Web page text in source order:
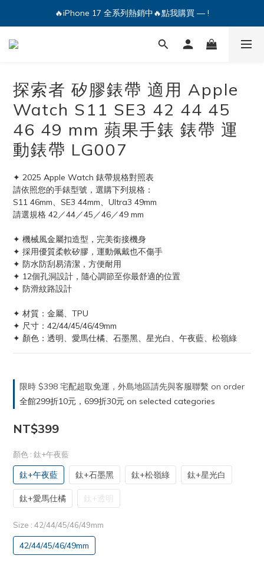
🔥iPhone 17 全系列熱銷中🔥點我購買 — !
🔥iPhone 17 全系列熱銷中🔥點我購買 — !
探索者 矽膠錶帶 適用 Apple
Watch S11 SE3 42 44 45
46 49 mm 蘋果手錶 錶帶 運
動錶帶 LG007
✦ 2025 Apple Watch 錶帶規格對照表
請依照您的手錶型號，選購下列規格：
S11 46mm、SE3 44mm、Ultra3 49mm
請選規格 42／44／45／46／49 mm
✦ 機械風金屬扣造型，完美銜接機身
✦ 採用優質柔軟矽膠，運動佩戴也不傷手
✦ 防水防刮易清潔，方便耐用
✦ 12個孔洞設計，隨心調節至你最舒適的位置
✦ 防滑紋路設計
✦ 材質：金屬、TPU
✦ 尺寸：42/44/45/46/49mm
✦ 顏色：透明、愛馬仕橘、石墨黑、星光白、午夜藍、松嶺綠
限時 $398 宅配超取免運，外島地區請先與客服聯繫 on order
全館299折10元，699折30元 on selected categories
NT$399
顏色 : 鈦+午夜藍
鈦+午夜藍 鈦+石墨黑 鈦+松嶺綠 鈦+星光白
鈦+愛馬仕橘 鈦+透明
Size : 42/44/45/46/49mm
42/44/45/46/49mm